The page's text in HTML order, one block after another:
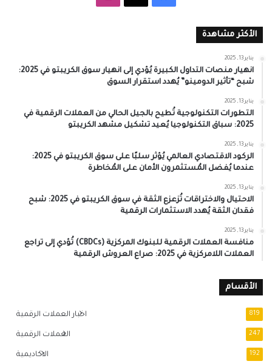
الأكثر مشاهدة
يناير 13, 2025
انهيار منصات التداول الكبيرة يُؤدي إلى انهيار سوق الكريبتو في 2025:
شبح “تأثير الدومينو” يُهدد استقرار السوق
يناير 13, 2025
التطورات التكنولوجية تُطيح بالجيل الحالي من العملات الرقمية في
2025: سباق التكنولوجيا يُعيد تشكيل مشهد الكريبتو
يناير 13, 2025
الركود الاقتصادي العالمي يُؤثر سلبًا على سوق الكريبتو في 2025:
عندما يُفضل المُستثمرون الأمان على المُخاطرة
يناير 13, 2025
الاحتيال والاختراقات تُزعزع الثقة في سوق الكريبتو في 2025: شبح
فقدان الثقة يُهدد الاستثمارات الرقمية
يناير 13, 2025
منافسة العملات الرقمية للبنوك المركزية (CBDCs) تُؤدي إلى تراجع
العملات اللامركزية في 2025: صراع العروش الرقمية
الأقسام
اخبار العملات الرقمية 819
العملات الرقمية 247
الاكاديمية 192